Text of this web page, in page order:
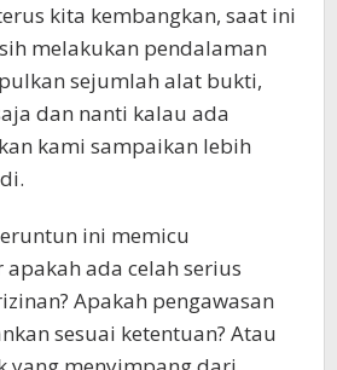
kita kembangkan, saat ini
melakukan pendalaman
sejumlah alat bukti,
dan nanti kalau ada
kami sampaikan lebih
ini memicu
ada celah serius
Apakah pengawasan
sesuai ketentuan? Atau